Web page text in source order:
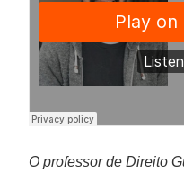
O professor de Direito